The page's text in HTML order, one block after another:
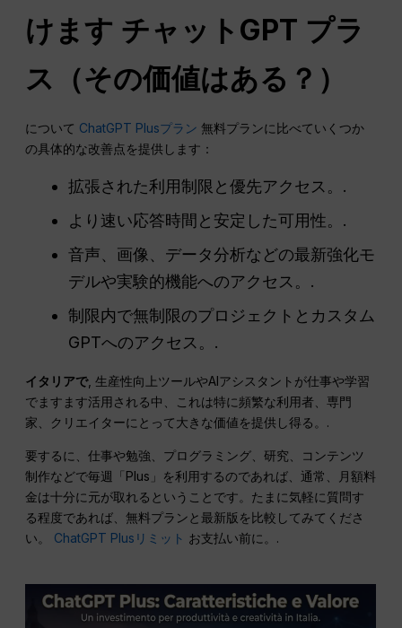
けます チャットGPT プラ
ス（その価値はある？）
について ChatGPT Plusプラン 無料プランに比べていくつか
の具体的な改善点を提供します：
拡張された利用制限と優先アクセス。.
より速い応答時間と安定した可用性。.
音声、画像、データ分析などの最新強化モ
デルや実験的機能へのアクセス。.
制限内で無制限のプロジェクトとカスタム
GPTへのアクセス。.
イタリアで, 生産性向上ツールやAIアシスタントが仕事や学習
でますます活用される中、これは特に頻繁な利用者、専門
家、クリエイターにとって大きな価値を提供し得る。.
要するに、仕事や勉強、プログラミング、研究、コンテンツ
制作などで毎週「Plus」を利用するのであれば、通常、月額料
金は十分に元が取れるということです。たまに気軽に質問す
る程度であれば、無料プランと最新版を比較してみてくださ
い。 ChatGPT Plusリミット お支払い前に。.